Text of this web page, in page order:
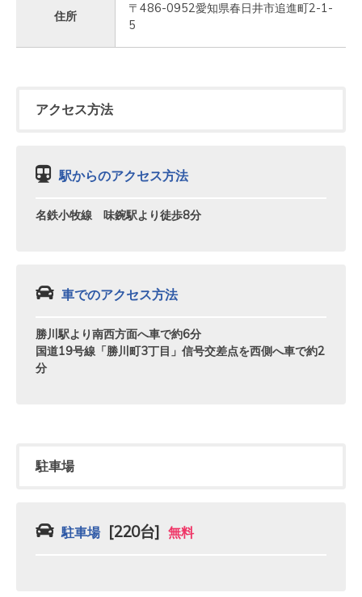
住所
〒486-0952愛知県春日井市追進町2-1-
5
アクセス方法
駅からのアクセス方法
名鉄小牧線 味鋺駅より徒歩8分
車でのアクセス方法
勝川駅より南西方面へ車で約6分
国道19号線「勝川町3丁目」信号交差点を西側へ車で約2
分
駐車場
駐車場 [220台] 無料